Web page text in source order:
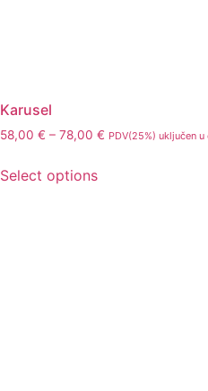
Karusel
58,00 € – 78,00 € PDV(25%) uključen u
Select options